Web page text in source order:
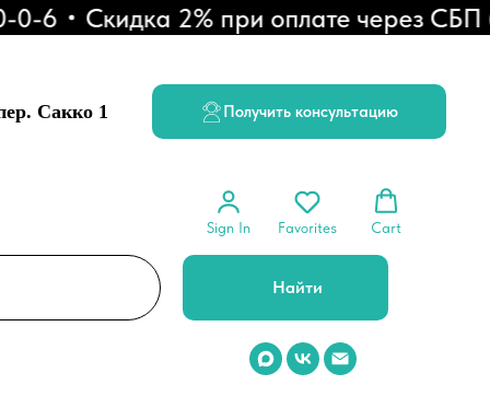
Скидка 2% при оплате через СБП
Сакко 1 Получить консультацию
Sign In Favorites Cart
Найти